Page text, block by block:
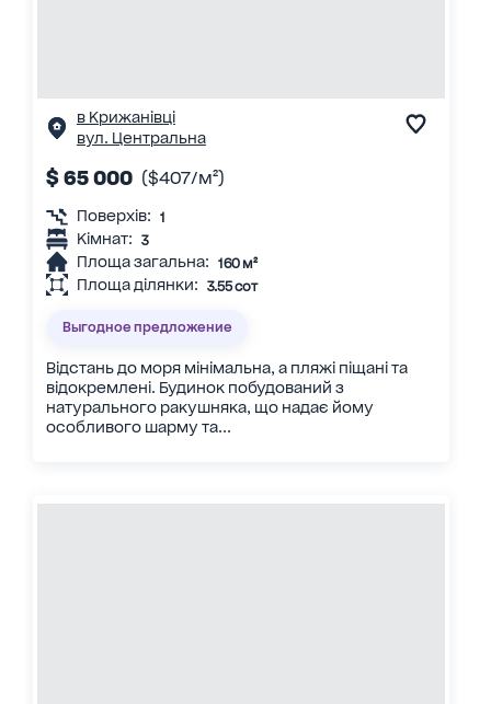
в Крижанівці
вул. Центральна
$ 65 000 ($407/м²)
Поверхів: 1
Кімнат: 3
Площа загальна: 160 м²
Площа ділянки: 3.55 сот
Выгодное предложение
Відстань до моря мінімальна, а пляжі піщані та
відокремлені. Будинок побудований з
натурального ракушняка, що надає йому
особливого шарму та...